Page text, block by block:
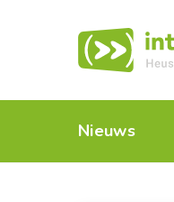
Nieuws